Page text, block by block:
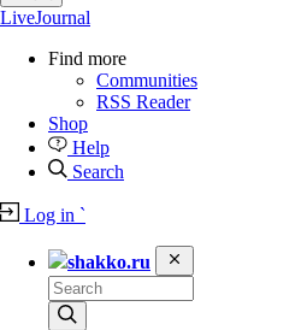
LiveJournal
Find more
Communities
RSS Reader
Shop
Help
Search
Log in `
shakko.ru